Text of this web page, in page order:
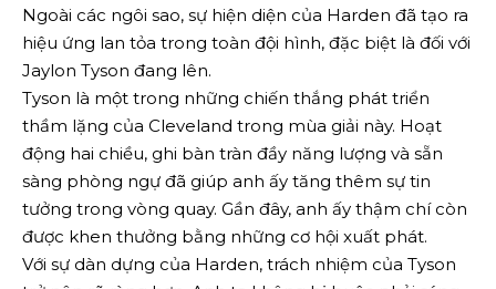
Ngoài các ngôi sao, sự hiện diện của Harden đã tạo ra
hiệu ứng lan tỏa trong toàn đội hình, đặc biệt là đối với
Jaylon Tyson đang lên.
Tyson là một trong những chiến thắng phát triển
thầm lặng của Cleveland trong mùa giải này. Hoạt
động hai chiều, ghi bàn tràn đầy năng lượng và sẵn
sàng phòng ngự đã giúp anh ấy tăng thêm sự tin
tưởng trong vòng quay. Gần đây, anh ấy thậm chí còn
được khen thưởng bằng những cơ hội xuất phát.
Với sự dàn dựng của Harden, trách nhiệm của Tyson